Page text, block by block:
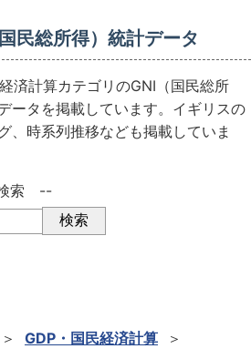
民総所得）統計データ
済計算カテゴリのGNI（国民総所
ータを掲載しています。イギリスの
、時系列推移なども掲載していま
索 --
＞ GDP・国民経済計算 ＞